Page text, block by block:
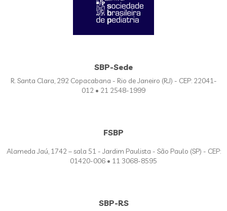
SBP-Sede
R. Santa Clara, 292 Copacabana - Rio de Janeiro (RJ) - CEP: 22041-
012 • 21 2548-1999
FSBP
Alameda Jaú, 1742 – sala 51 - Jardim Paulista - São Paulo (SP) - CEP:
01420-006 • 11 3068-8595
SBP-RS